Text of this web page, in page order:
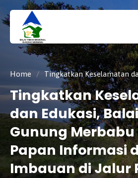
Taman
Nasiona
Gunung
Merbabu
tnmerbabu,
tngunungmerbabu,
tamannasional,
gunungmerbabu,
Home / Tingkatkan Keselamatan dan Edukasi, Balai TN Gunung Merbabu
Tingkatkan
dan Edukasi,
Gunung Merbabu
Papan Informasi
Imbauan di Jalur